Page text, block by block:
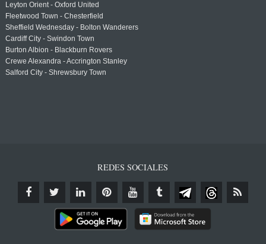
Leyton Orient - Oxford United
Fleetwood Town - Chesterfield
Sheffield Wednesday - Bolton Wanderers
Cardiff City - Swindon Town
Burton Albion - Blackburn Rovers
Crewe Alexandra - Accrington Stanley
Salford City - Shrewsbury Town
REDES SOCIALES